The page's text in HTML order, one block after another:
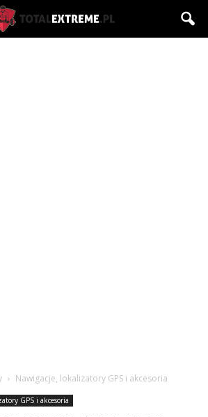
Nawigacje, lokalizatory GPS i akcesoria
GPS i akcesoria